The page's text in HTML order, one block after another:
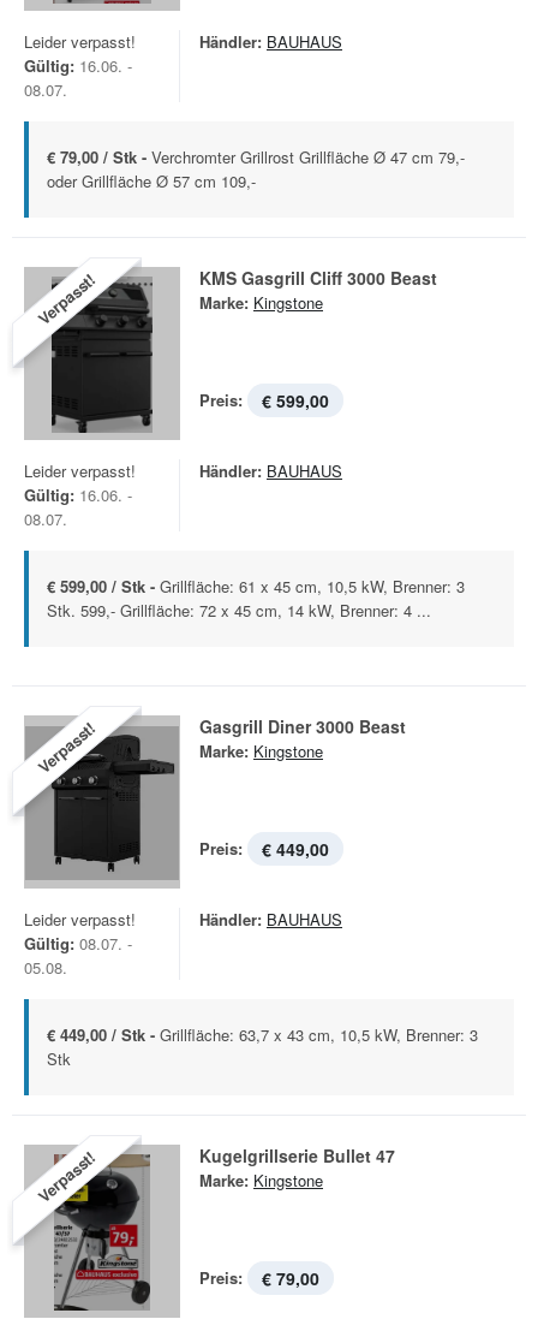
Leider verpasst!
Gültig: 16.06. -
08.07.
Händler: BAUHAUS
€ 79,00 / Stk - Verchromter Grillrost Grillfläche Ø 47 cm 79,-
oder Grillfläche Ø 57 cm 109,-
Verpasst! KMS Gasgrill Cliff 3000 Beast
Marke: Kingstone
Preis: € 599,00
Leider verpasst!
Gültig: 16.06. -
08.07.
Händler: BAUHAUS
€ 599,00 / Stk - Grillfläche: 61 x 45 cm, 10,5 kW, Brenner: 3
Stk. 599,- Grillfläche: 72 x 45 cm, 14 kW, Brenner: 4 ...
Verpasst! Gasgrill Diner 3000 Beast
Marke: Kingstone
Preis: € 449,00
Leider verpasst!
Gültig: 08.07. -
05.08.
Händler: BAUHAUS
€ 449,00 / Stk - Grillfläche: 63,7 x 43 cm, 10,5 kW, Brenner: 3
Stk
Verpasst! Kugelgrillserie Bullet 47
Marke: Kingstone
Preis: € 79,00